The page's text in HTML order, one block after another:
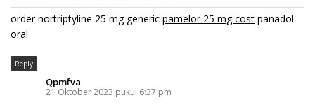
order nortriptyline 25 mg generic pamelor 25 mg cost panadol
oral
Reply
Qpmfva
21 Oktober 2023 pukul 6:37 pm